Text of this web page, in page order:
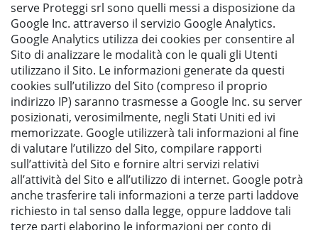
serve Proteggi srl sono quelli messi a disposizione da
Google Inc. attraverso il servizio Google Analytics.
Google Analytics utilizza dei cookies per consentire al
Sito di analizzare le modalità con le quali gli Utenti
utilizzano il Sito. Le informazioni generate da questi
cookies sull’utilizzo del Sito (compreso il proprio
indirizzo IP) saranno trasmesse a Google Inc. su server
posizionati, verosimilmente, negli Stati Uniti ed ivi
memorizzate. Google utilizzerà tali informazioni al fine
di valutare l’utilizzo del Sito, compilare rapporti
sull’attività del Sito e fornire altri servizi relativi
all’attività del Sito e all’utilizzo di internet. Google potrà
anche trasferire tali informazioni a terze parti laddove
richiesto in tal senso dalla legge, oppure laddove tali
terze parti elaborino le informazioni per conto di